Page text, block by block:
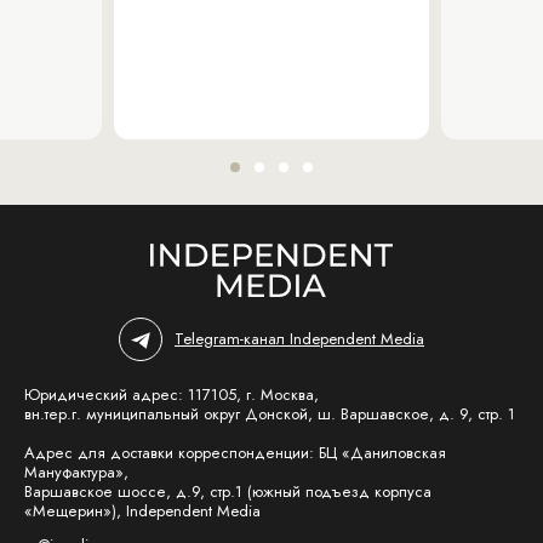
Telegram-канал Independent Media
Юридический адрес: 117105, г. Москва,
вн.тер.г. муниципальный округ Донской, ш. Варшавское, д. 9, стр. 1
Адрес для доставки корреспонденции: БЦ «Даниловская
Мануфактура»,
Варшавское шоссе, д.9, стр.1 (южный подъезд корпуса
«Мещерин»), Independent Media